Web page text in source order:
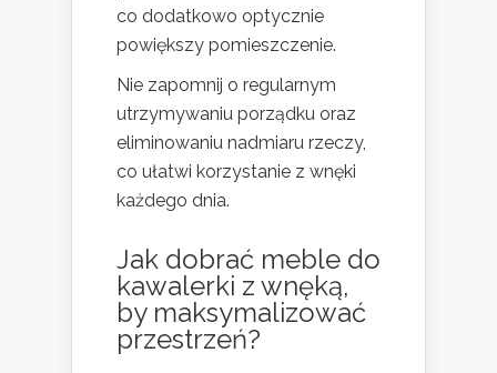
co dodatkowo optycznie
powiększy pomieszczenie.
Nie zapomnij o regularnym
utrzymywaniu porządku oraz
eliminowaniu nadmiaru rzeczy,
co ułatwi korzystanie z wnęki
każdego dnia.
Jak dobrać meble do
kawalerki z wnęką,
by maksymalizować
przestrzeń?